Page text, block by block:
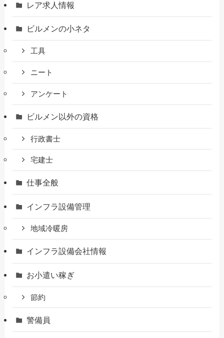
レア求人情報
ビルメンの小ネタ
工具
ニート
アンケート
ビルメン以外の資格
行政書士
宅建士
仕事全般
インフラ設備管理
地域冷暖房
インフラ設備会社情報
お小遣い稼ぎ
節約
警備員